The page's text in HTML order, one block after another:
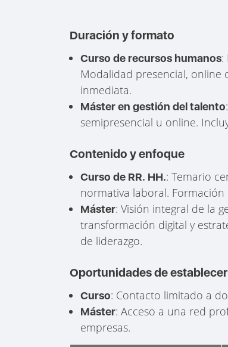
Duración y formato
Curso de recursos humanos:
Modalidad presencial, online
inmediata.
Máster en gestión del talento
semipresencial u online.
Contenido y enfoque
Curso de RR. HH.: Temario
normativa laboral. Formación
Máster: Visión integral de la
transformación digital y
de liderazgo.
Oportunidades de
Curso: Contacto limitado a
Máster: Acceso a una red
empresas.